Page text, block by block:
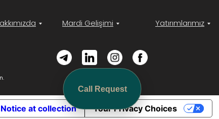
Call Request
Mardi Gelişimi Yatırımlarımız
Notice at collection Your Privacy Choices